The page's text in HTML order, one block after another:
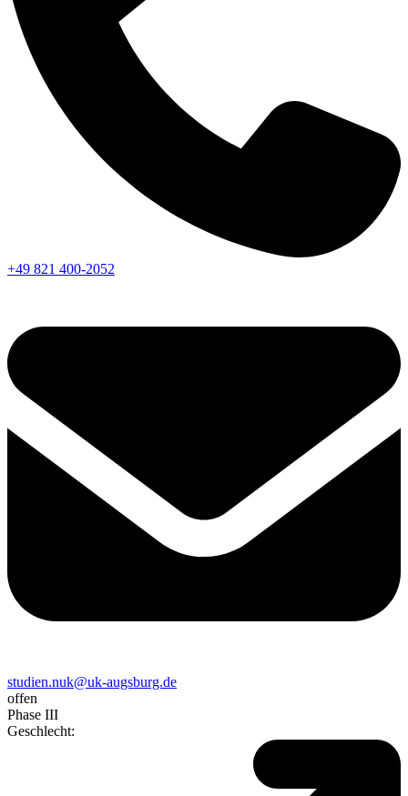
+49 821 400-2052
studien.nuk@uk-augsburg.de
offen
Phase III
Geschlecht: